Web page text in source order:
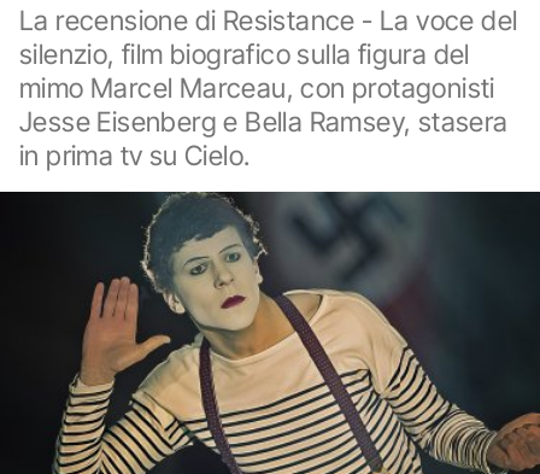
La recensione di Resistance - La voce del
silenzio, film biografico sulla figura del
mimo Marcel Marceau, con protagonisti
Jesse Eisenberg e Bella Ramsey, stasera
in prima tv su Cielo.